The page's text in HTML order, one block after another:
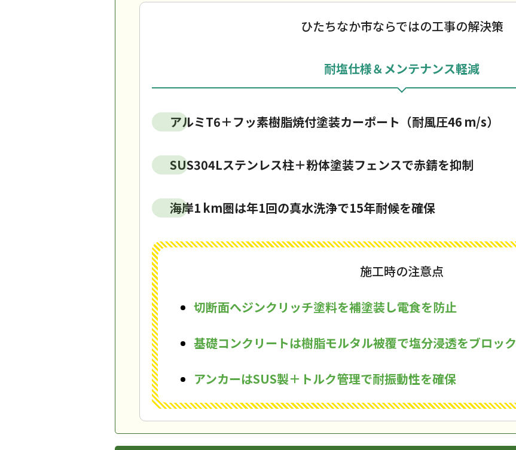
ひたちなか市ならではの工事の解決策
耐塩仕様＆メンテナンス軽減
アルミT6＋フッ素樹脂焼付塗装カーポート（耐風圧46 m/s）
SUS304Lステンレス柱＋粉体塗装フェンスで赤錆を抑制
海岸1 km圏は年1回の真水洗浄で15年耐候を確保
施工時の注意点
切断面へジンクリッチ塗料を補塗装し電食を防止
基礎コンクリートは樹脂モルタル被覆で塩分浸透をブロック
アンカーはSUS製＋トルク管理で耐振動性を確保